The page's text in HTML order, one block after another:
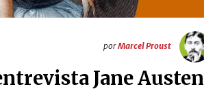
porMarcel Proust
Jane Austen